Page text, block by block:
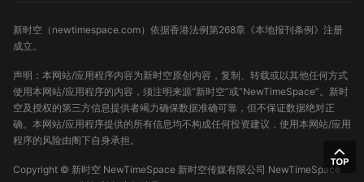
新时空（ newtimespace.com）依据香港法例第268章《本地报刊条例》注册
成立。
声明：本网站/应用程序内容为新时空原创内容，复制、转载或以其他任何方式
使用本网站/应用程序的内容，须注明来源“新时空”或“NewTimeSpace”。新时
空及授权的第三方信息提供者竭力确保数据准确可靠，但不保证数据绝对正
确。本网站/应用程序提供的所有信息均不构成任何投资建议，使用本网站/应用
程序的风险由阁下自身承担。
Copyright © 新时空 NewTimeSpace 新时空传媒有限公司 NewTimeSpace